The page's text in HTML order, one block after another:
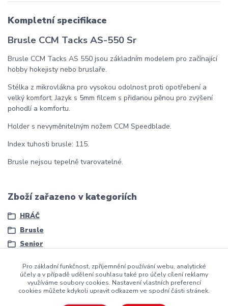
Kompletní specifikace
Brusle CCM Tacks AS-550 Sr
Brusle CCM Tacks AS 550 jsou základním modelem pro začínající
hobby hokejisty nebo bruslaře.
Stélka z mikrovlákna pro vysokou odolnost proti opotřebení a
velký komfort. Jazyk s 5mm filcem s přidanou pěnou pro zvýšení
pohodlí a komfortu.
Holder s nevyměnitelným nožem CCM Speedblade.
Index tuhosti brusle: 115.
Brusle nejsou tepelně tvarovatelné.
Zboží zařazeno v kategoriích
HRÁČ
Brusle
Senior
Copyright ©2016Hockeyzone.cz Brnovaše značková
Pro základní funkčnost, zpříjemnění používání webu, analytické
účely a v případě udělení souhlasu také pro účely cílení reklamy
využíváme soubory cookies. Nastavení vlastních preferencí
cookies můžete kdykoli upravit odkazem ve spodní části stránek.